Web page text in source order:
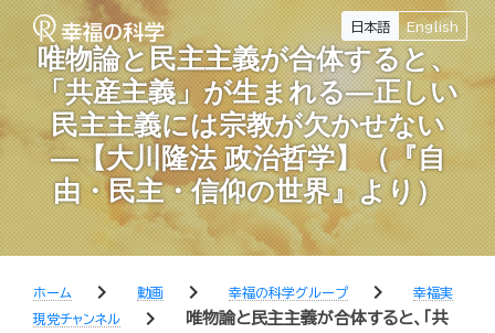
日本語 English
唯物論と民主主義が合体すると、
「共産主義」が生まれる―正しい
民主主義には宗教が欠かせない
―【大川隆法 政治哲学】（『自
由・民主・信仰の世界』より）
ホーム chevron_right 動画 chevron_right 幸福の科学グループ chevron_right
幸福実
現党チャンネル
chevron_right
唯物論と民主主義が合体すると、「共